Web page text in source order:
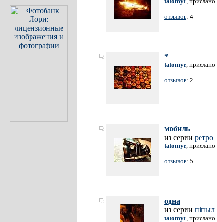
отзывов: 4
*
tatomyr,
отзывов: 2
мобиль
из серии
tatomyr,
отзывов: 5
одна
из серии пiпыл
tatomyr,